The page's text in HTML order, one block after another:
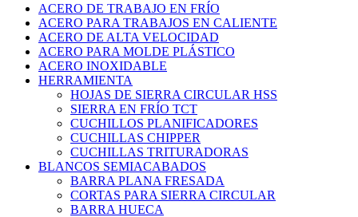
ACERO DE TRABAJO EN FRÍO
ACERO PARA TRABAJOS EN CALIENTE
ACERO DE ALTA VELOCIDAD
ACERO PARA MOLDE PLÁSTICO
ACERO INOXIDABLE
HERRAMIENTA
HOJAS DE SIERRA CIRCULAR HSS
SIERRA EN FRÍO TCT
CUCHILLOS PLANIFICADORES
CUCHILLAS CHIPPER
CUCHILLAS TRITURADORAS
BLANCOS SEMIACABADOS
BARRA PLANA FRESADA
CORTAS PARA SIERRA CIRCULAR
BARRA HUECA